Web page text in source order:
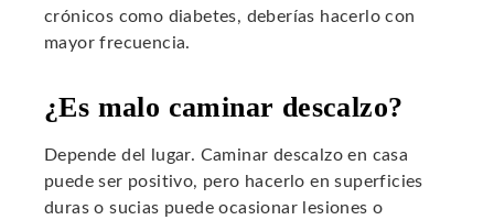
crónicos como diabetes, deberías hacerlo con
mayor frecuencia.
¿Es malo caminar descalzo?
Depende del lugar. Caminar descalzo en casa
puede ser positivo, pero hacerlo en superficies
duras o sucias puede ocasionar lesiones o